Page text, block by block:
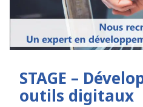
STAGE –
outils digitaux